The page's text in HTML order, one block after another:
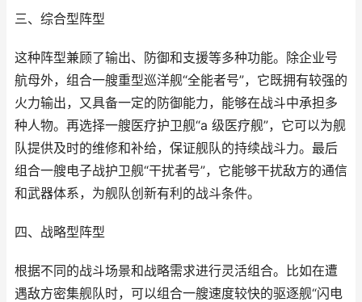
三、综合型阵型
这种阵型兼顾了输出、防御和支援等多种功能。除企业号
航母外，组合一艘重型巡洋舰“全能者号”，它既拥有较强的
火力输出，又具备一定的防御能力，能够在战斗中承担多
种人物。再选择一艘医疗护卫舰“a 级医疗舰”，它可以为舰
队提供及时的维修和补给，保证舰队的持续战斗力。最后
组合一艘电子战护卫舰“干扰者号”，它能够干扰敌方的通信
和武器体系，为舰队创新有利的战斗条件。
四、战略型阵型
根据不同的战斗场景和战略需求进行灵活组合。比如在遭
遇敌方密集舰队时，可以组合一艘速度较快的驱逐舰“闪电